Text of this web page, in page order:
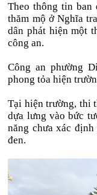
Theo thông tin ban
thăm mộ ở Nghĩa
dân phát hiện một
công an.
Công an phường
phong tỏa hiện
Tại hiện trường, thi
dựa lưng vào bức
năng chưa xác
đen.